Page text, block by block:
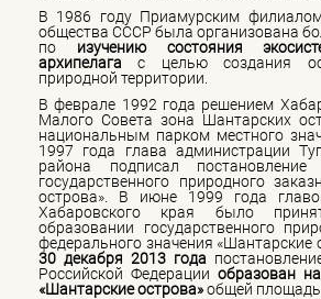
В 1986 году Приамурским филиалом
общества СССР была организована
по изучению состояния
архипелага с целью создания
природной территории.
В феврале 1992 года решением
Малого Совета зона Шантарских
национальным парком местного
1997 года глава администрации
района подписал постановление
государственного природного
острова». В июне 1999 года
Хабаровского края было
образовании государственного
федерального значения «Шантарские
30 декабря 2013 года
Российской Федерации образован
«Шантарские острова»общей